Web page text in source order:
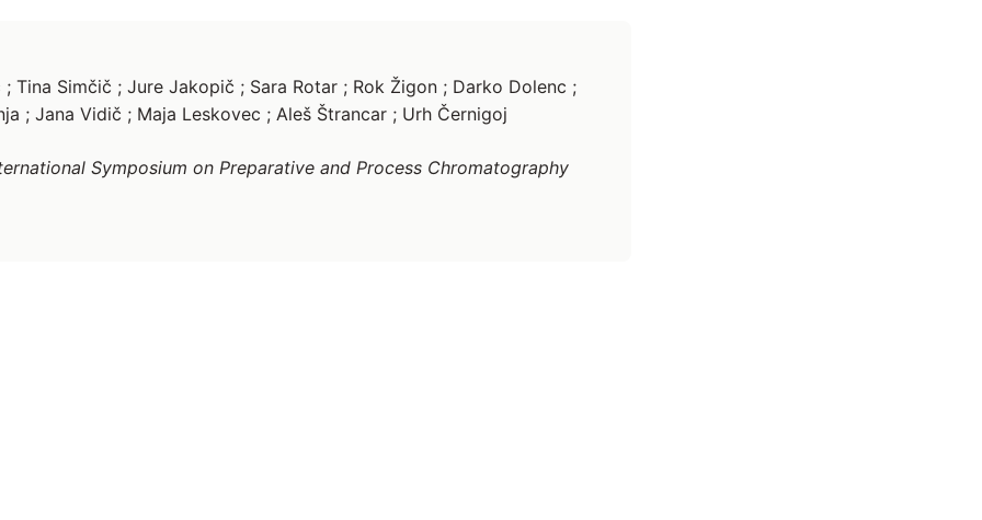
Tina Simčič ; Jure Jakopič ; Sara Rotar ; Rok Žigon ; Darko Dolenc ;
; Jana Vidič ; Maja Leskovec ; Aleš Štrancar ; Urh Černigoj
Symposium on Preparative and Process Chromatography